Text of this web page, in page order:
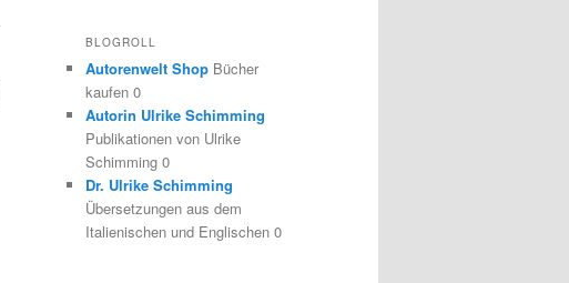
BLOGROLL
Autorenwelt Shop Bücher
kaufen 0
Autorin Ulrike Schimming
Publikationen von Ulrike
Schimming 0
Dr. Ulrike Schimming
Übersetzungen aus dem
Italienischen und Englischen 0